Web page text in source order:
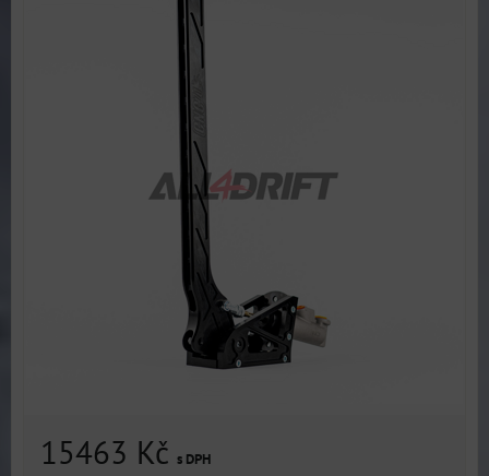
15463 Kč s DPH